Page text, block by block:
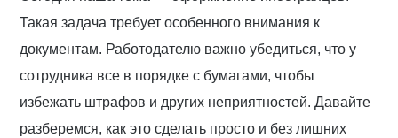
Такая задача требует особенного внимания к
документам. Работодателю важно убедиться, что у
сотрудника все в порядке с бумагами, чтобы
избежать штрафов и других неприятностей. Давайте
разберемся, как это сделать просто и без лишних